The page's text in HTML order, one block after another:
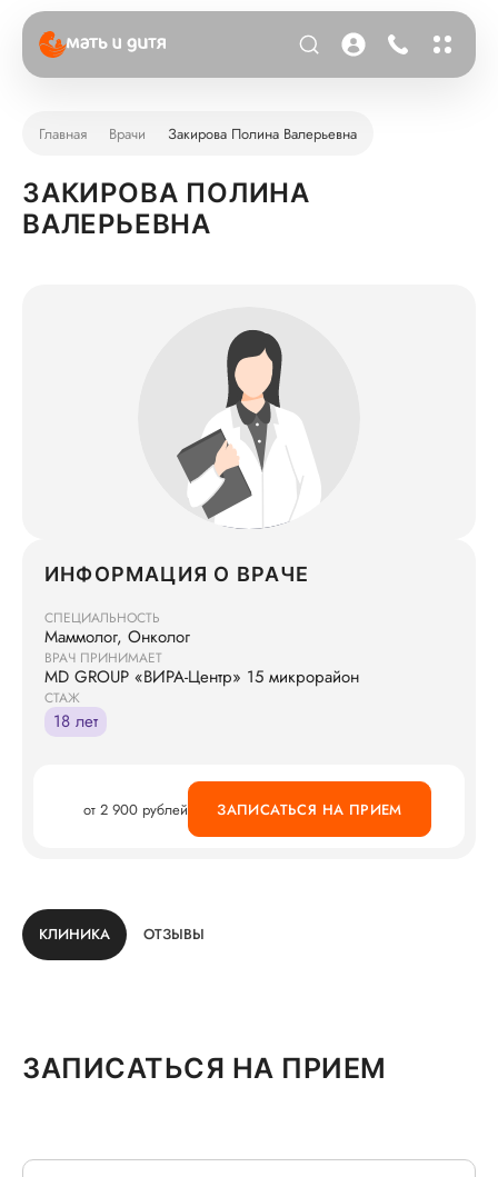
Главная Врачи Закирова Полина Валерьевна
ЗАКИРОВА ПОЛИНА
ВАЛЕРЬЕВНА
ИНФОРМАЦИЯ О ВРАЧЕ
СПЕЦИАЛЬНОСТЬ
Маммолог, Онколог
ВРАЧ ПРИНИМАЕТ
MD GROUP «ВИРА-Центр» 15 микрорайон
СТАЖ
18 лет
от 2 900 рублей ЗАПИСАТЬСЯ НА ПРИЕМ
КЛИНИКА ОТЗЫВЫ
ЗАПИСАТЬСЯ НА ПРИЕМ